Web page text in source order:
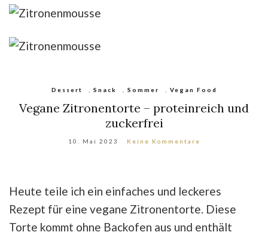
Dessert , Snack , Sommer , Vegan Food
Vegane Zitronentorte – proteinreich und
zuckerfrei
10. Mai 2023 Keine Kommentare
Heute teile ich ein einfaches und leckeres
Rezept für eine vegane Zitronentorte. Diese
Torte kommt ohne Backofen aus und enthält